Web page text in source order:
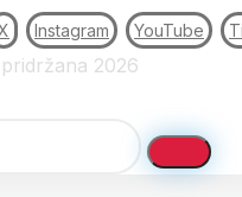
Instagram YouTube
2026